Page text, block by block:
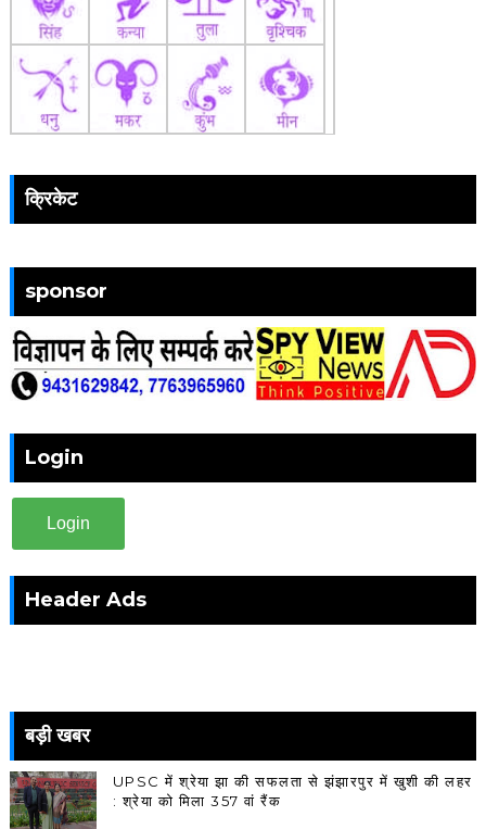
क्रिकेट
sponsor
Login
Login
Header Ads
बड़ी खबर
UPSC में श्रेया झा की सफलता से झंझारपुर में खुशी की लहर
: श्रेया को मिला 357 वां रैंक